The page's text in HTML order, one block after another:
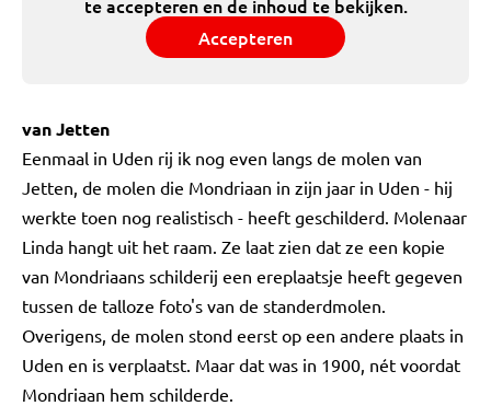
te accepteren en de inhoud te bekijken.
Accepteren
van Jetten
Eenmaal in Uden rij ik nog even langs de molen van
Jetten, de molen die Mondriaan in zijn jaar in Uden - hij
werkte toen nog realistisch - heeft geschilderd. Molenaar
Linda hangt uit het raam. Ze laat zien dat ze een kopie
van Mondriaans schilderij een ereplaatsje heeft gegeven
tussen de talloze foto's van de standerdmolen.
Overigens, de molen stond eerst op een andere plaats in
Uden en is verplaatst. Maar dat was in 1900, nét voordat
Mondriaan hem schilderde.